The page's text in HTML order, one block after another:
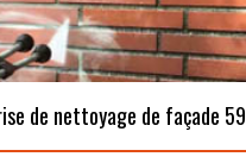
de nettoyage de façade 59